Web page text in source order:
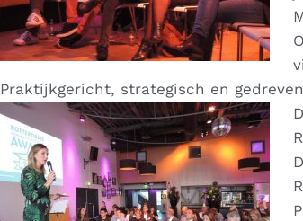
Praktijkgericht, strategisch en